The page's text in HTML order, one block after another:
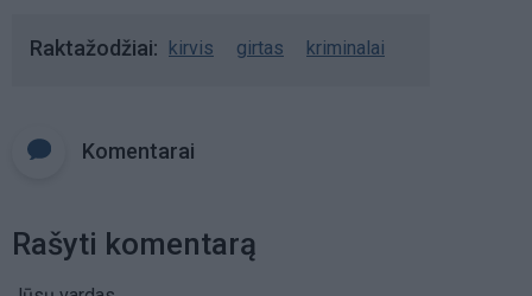
Raktažodžiai kirvis girtas kriminalai
Komentarai
Rašyti komentarą